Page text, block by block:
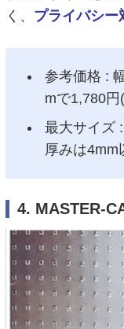
く、 プライバシー
参考価格 :
mで1,780円
最大サイズ
厚みは4mm
4. MASTER-